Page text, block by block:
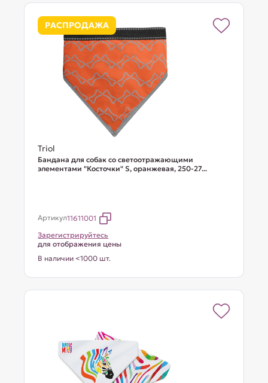
РАСПРОДАЖА
Triol
Бандана для собак со светоотражающими
элементами "Косточки" S, оранжевая, 250-27...
Артикул11611001
Зарегистрируйтесь
для отображения цены
В наличии <1000 шт.